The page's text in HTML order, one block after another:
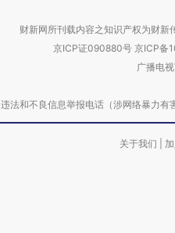
财新网所刊载内容之知识产权为财新
京ICP证090880号 京ICP备
广播电
违法和不良信息举报电话（涉网络暴力
关于我们